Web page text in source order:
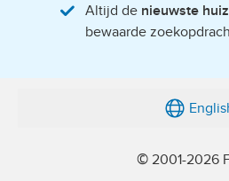
Altijd de nieuwste
bewaarde
© 2001-2026